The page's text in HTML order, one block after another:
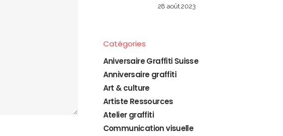
28 août 2023
Catégories
Aniversaire Graffiti Suisse
Anniversaire graffiti
Art & culture
Artiste Ressources
Atelier graffiti
Communication visuelle